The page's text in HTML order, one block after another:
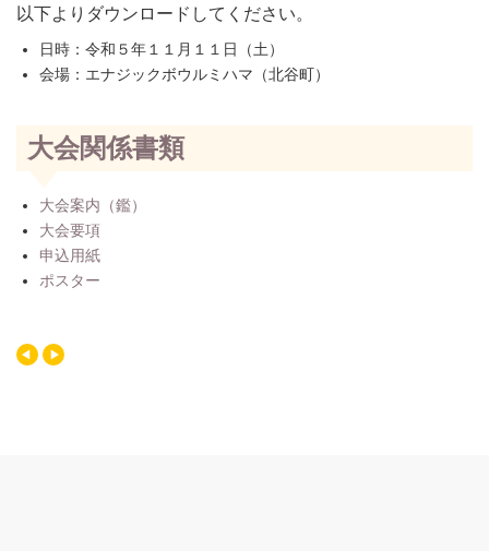
以下よりダウンロードしてください。
日時：令和５年１１月１１日（土）
会場：エナジックボウルミハマ（北谷町）
大会関係書類
大会案内（鑑）
大会要項
申込用紙
ポスター